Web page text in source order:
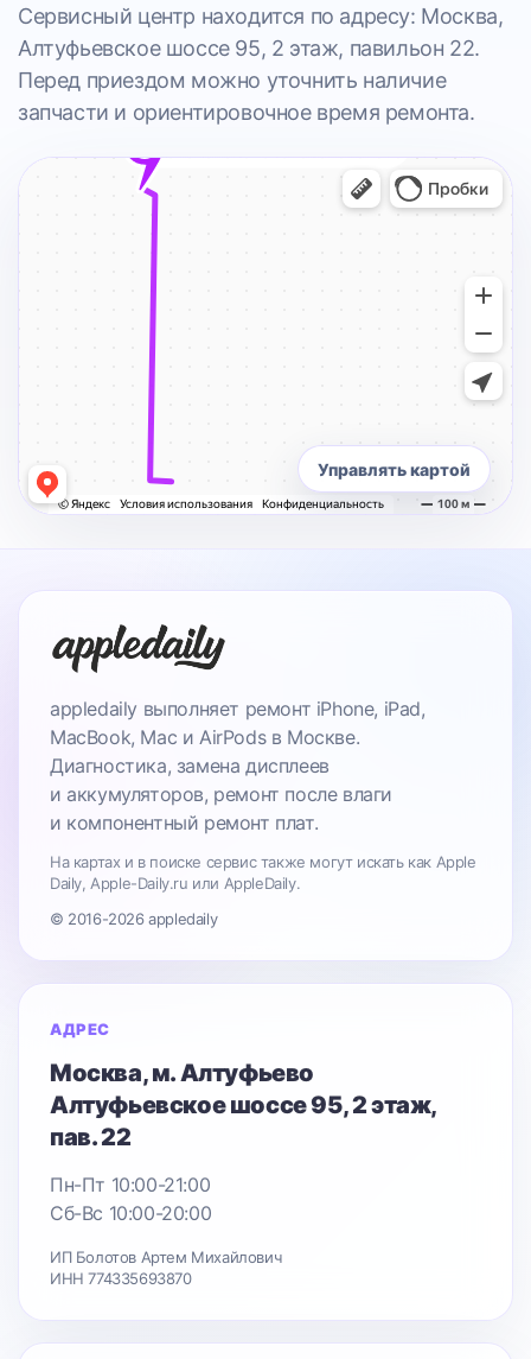
Сервисный центр находится по адресу: Москва,
Алтуфьевское шоссе 95, 2 этаж, павильон 22.
Перед приездом можно уточнить наличие
запчасти и ориентировочное время ремонта.
Управлять картой
appledaily выполняет ремонт iPhone, iPad,
MacBook, Mac и AirPods в Москве.
Диагностика, замена дисплеев
и аккумуляторов, ремонт после влаги
и компонентный ремонт плат.
На картах и в поиске сервис также могут искать как Apple
Daily, Apple-Daily.ru или AppleDaily.
© 2016-2026 appledaily
АДРЕС
Москва, м. Алтуфьево
Алтуфьевское шоссе 95, 2 этаж,
пав. 22
Пн-Пт 10:00-21:00
Сб-Вс 10:00-20:00
ИП Болотов Артем Михайлович
ИНН 774335693870